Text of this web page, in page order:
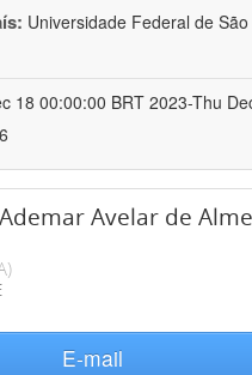
Universidade Federal de
18 00:00:00 BRT 2023-Thu
Ademar Avelar de
E-mail